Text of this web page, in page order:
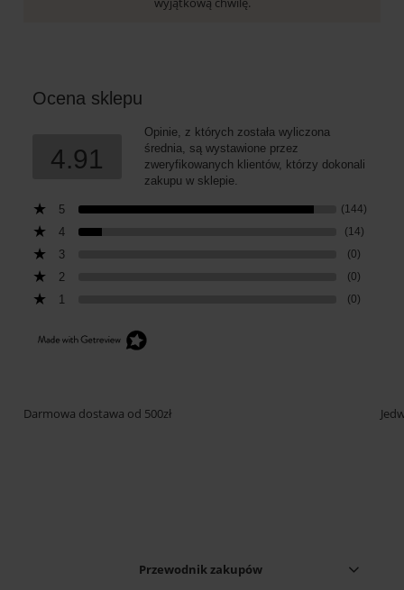
Ocena sklepu
4.91
Opinie, z których została wyliczona
średnia, są wystawione przez
zweryfikowanych klientów, którzy dokonali
zakupu w sklepie.
5 (144)
4 (14)
3 (0)
2 (0)
1 (0)
Darmowa dostawa od 500zł
Przewodnik zakupów